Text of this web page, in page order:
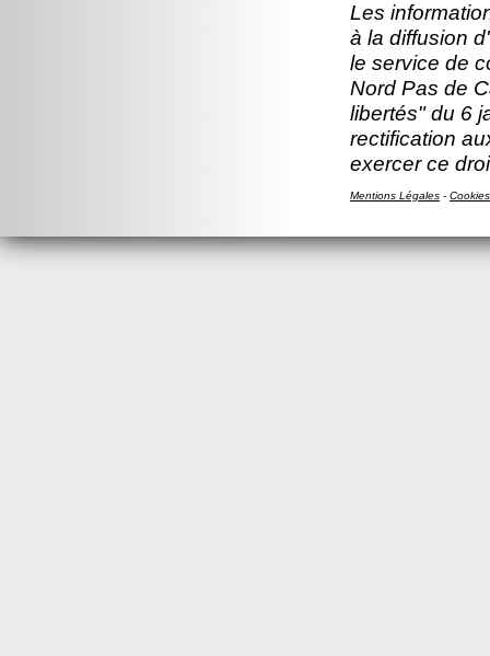
Les
à la diffusion
le service de
Nord Pas de
libertés" du 6
rectification
exercer ce
Mentions Légales - Cookies